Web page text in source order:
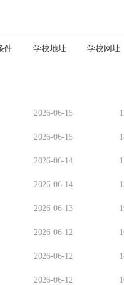
件 学校地址 学校网址
2026-06-15
2026-06-15
2026-06-14
2026-06-14
2026-06-13
2026-06-12
2026-06-12
2026-06-12